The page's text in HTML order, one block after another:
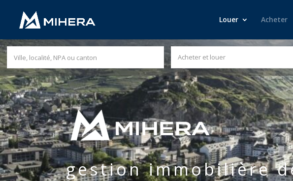
Louer Acheter
Acheter et louer
gestion immobilière